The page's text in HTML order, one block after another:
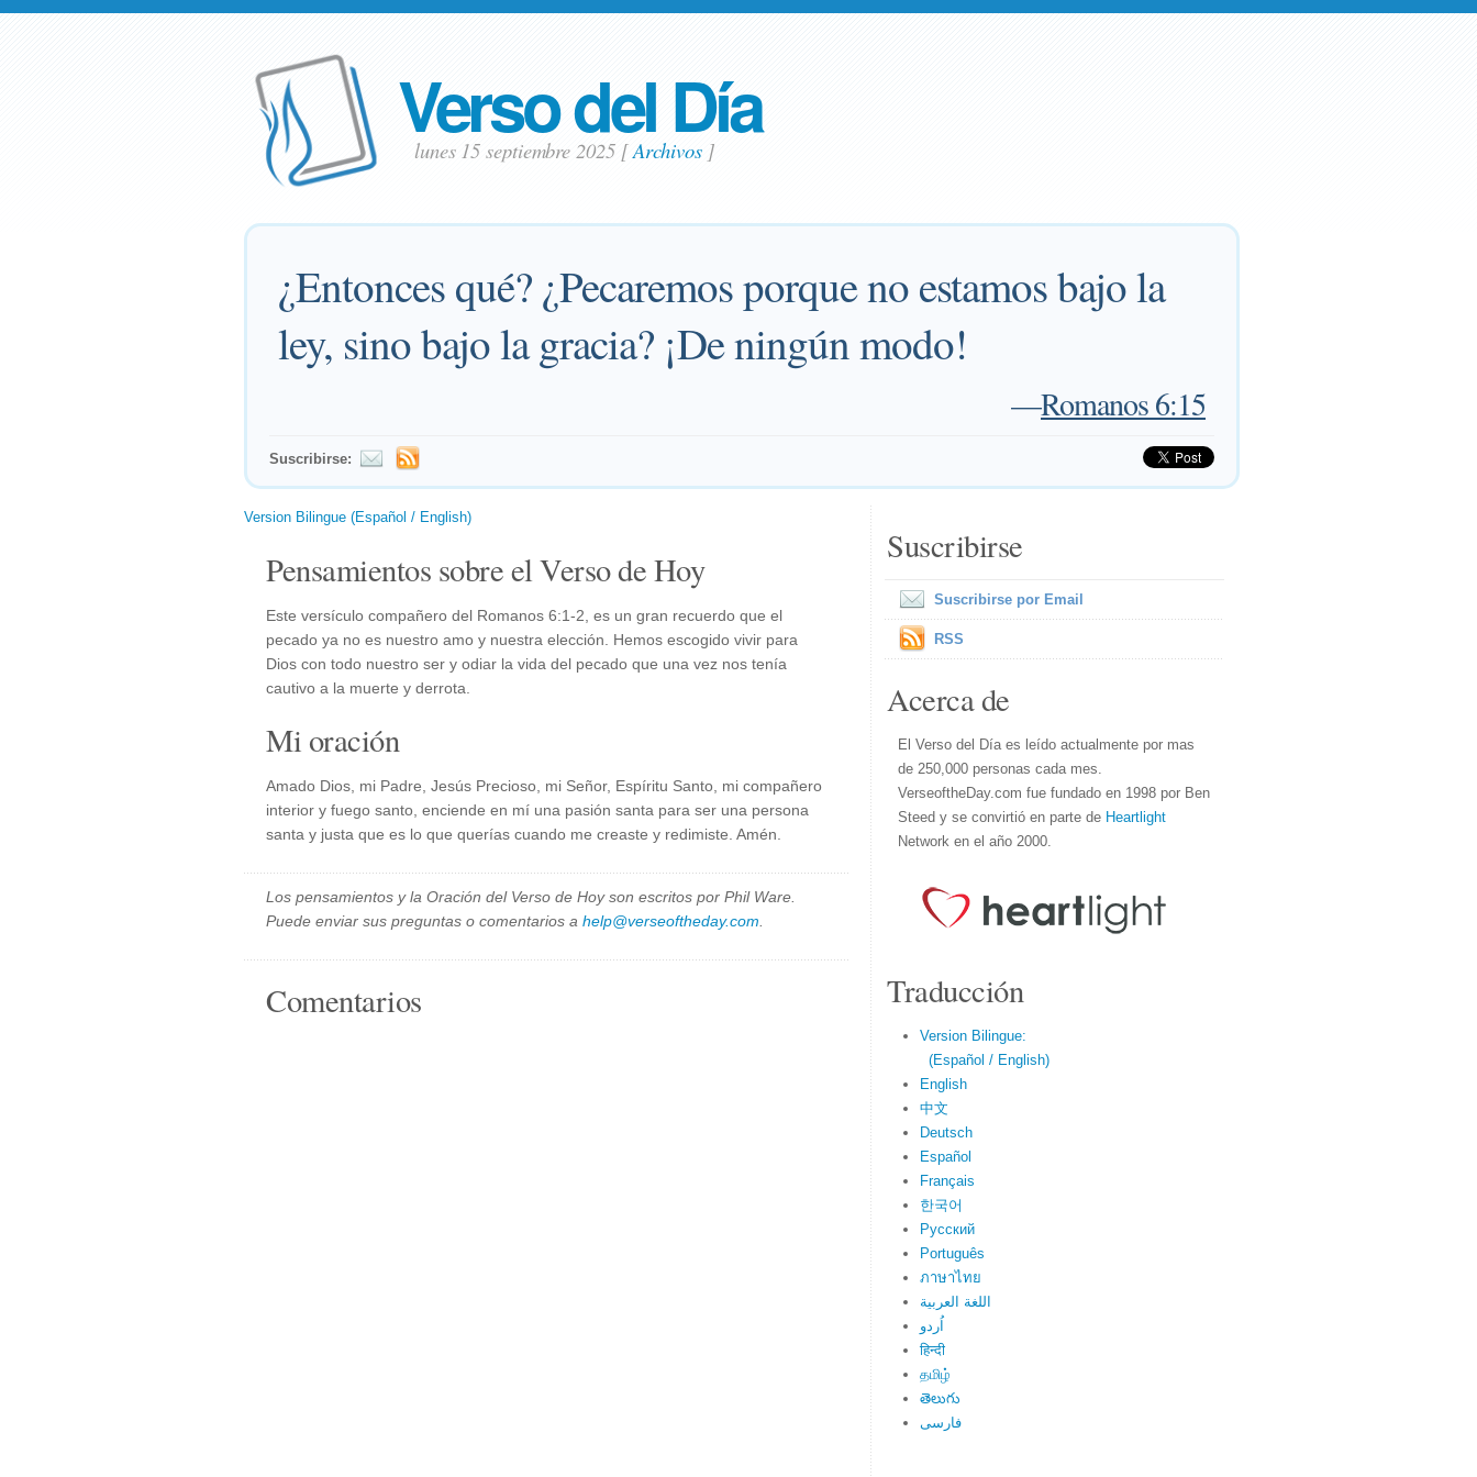
Verso del Día
lunes 15 septiembre 2025 [Archivos]
¿Entonces qué? ¿Pecaremos porque no estamos bajo la
ley, sino bajo la gracia? ¡De ningún modo!
—Romanos 6:15
Suscribirse:
Version Bilingue (Español / English)
Pensamientos sobre el Verso de Hoy
Este versículo compañero del Romanos 6:1-2, es un gran recuerdo que el
pecado ya no es nuestro amo y nuestra elección. Hemos escogido vivir para
Dios con todo nuestro ser y odiar la vida del pecado que una vez nos tenía
cautivo a la muerte y derrota.
Mi oración
Amado Dios, mi Padre, Jesús Precioso, mi Señor, Espíritu Santo, mi compañero
interior y fuego santo, enciende en mí una pasión santa para ser una persona
santa y justa que es lo que querías cuando me creaste y redimiste. Amén.
Los pensamientos y la Oración del Verso de Hoy son escritos por Phil Ware.
Puede enviar sus preguntas o comentarios a help@verseoftheday.com
Comentarios
Suscribirse
Suscribirse por Email
RSS
Acerca de
El Verso del Día es leído actualmente por mas
de 250,000 personas cada mes.
VerseoftheDay.com fue fundado en 1998 por Ben
Steed y se convirtió en parte de Heartlight
Network en el año 2000.
Traducción
Version Bilingue:
(Español / English)
English
中文
Deutsch
Español
Français
한국어
Русский
Português
ภาษาไทย
اللغة العربية
اُردو
हिन्दी
தமிழ்
తెలుగు
فارسی